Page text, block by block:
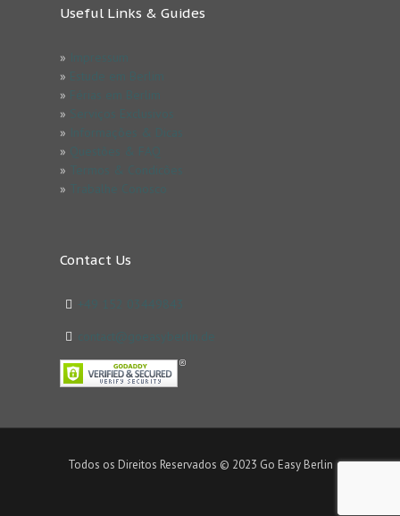
Useful Links & Guides
»
»
»
»
»
»
»
»
Contact Us
Todos os Direitos Reservados © 2023 Go Easy Berlin